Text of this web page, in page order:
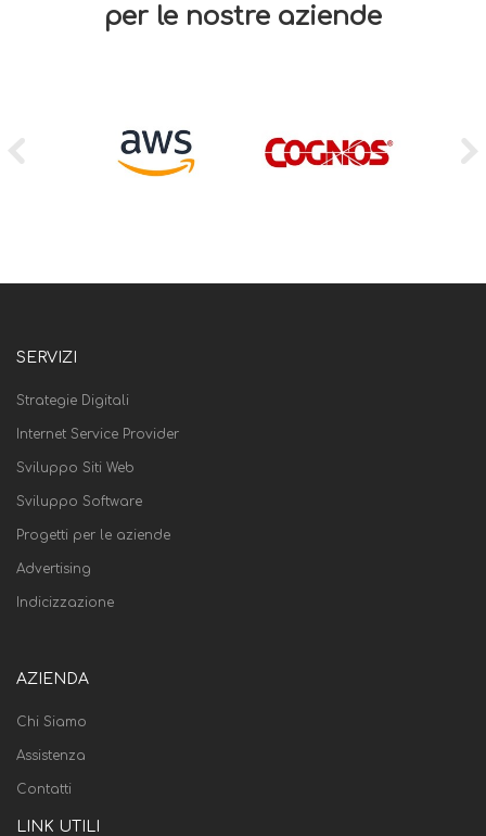
per le nostre aziende
SERVIZI
Strategie Digitali
Internet Service Provider
Sviluppo Siti Web
Sviluppo Software
Progetti per le aziende
Advertising
Indicizzazione
AZIENDA
Chi Siamo
Assistenza
Contatti
LINK UTILI